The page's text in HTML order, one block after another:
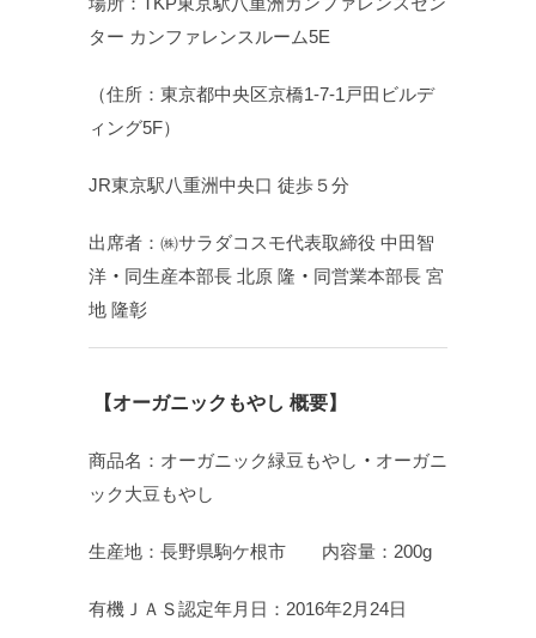
ター カンファレンスルーム5E
（住所：東京都中央区京橋1-7-1戸田ビルデ
ィング5F）
JR東京駅八重洲中央口 徒歩５分
出席者：㈱サラダコスモ代表取締役 中田智
洋 ・ 同生産本部長 北原 隆 ・ 同営業本部長 宮
地 隆彰
【オーガニックもやし 概要】
商品名：オーガニック緑豆もやし ・ オーガニ
ック大豆もやし
生産地：長野県駒ケ根市 内容量：200g
有機ＪＡＳ認定年月日：2016年2月24日